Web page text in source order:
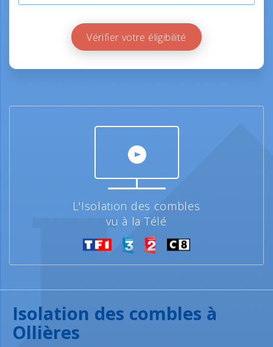
Vérifier votre éligibilité
L'Isolation des combles
vu à la Télé
Isolation des combles à
Ollières